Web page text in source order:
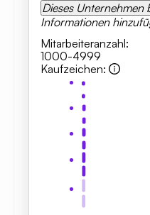
Dieses Unternehmen
Informationen
Mitarbeiteranzahl:
1000-4999
Kaufzeichen: